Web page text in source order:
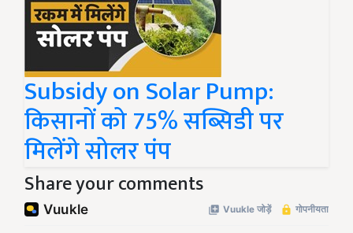
Subsidy on Solar Pump:
किसानों को 75% सब्सिडी पर
मिलेंगे सोलर पंप
Share your comments